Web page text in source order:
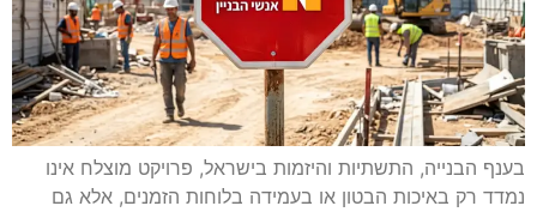
בענף הבנייה, התשתיות והיזמות בישראל, פרויקט מוצלח אינו
נמדד רק באיכות הבטון או בעמידה בלוחות הזמנים, אלא גם